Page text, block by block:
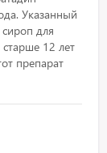
Указанный
для
старше 12 лет
препарат